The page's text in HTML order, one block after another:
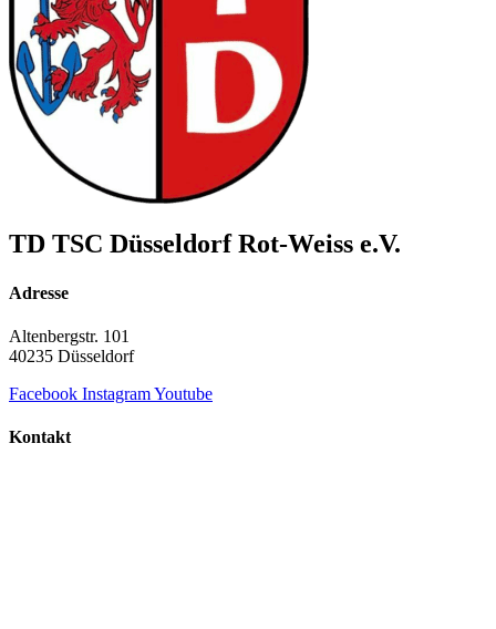
TD TSC Düsseldorf Rot-Weiss e.V.
Adresse
Altenbergstr. 101
40235 Düsseldorf
Facebook InstagramYoutube
Kontakt